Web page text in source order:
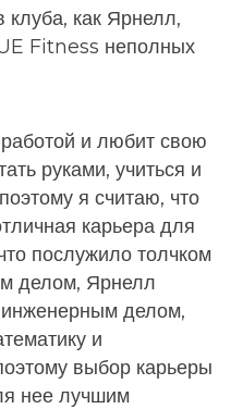
клуба, как Ярнелл,
Fitness неполных
и любит свою
руками, учиться и
я считаю, что
карьера для
послужило толчком
делом, Ярнелл
инженерным делом,
и
выбор карьеры
нее лучшим